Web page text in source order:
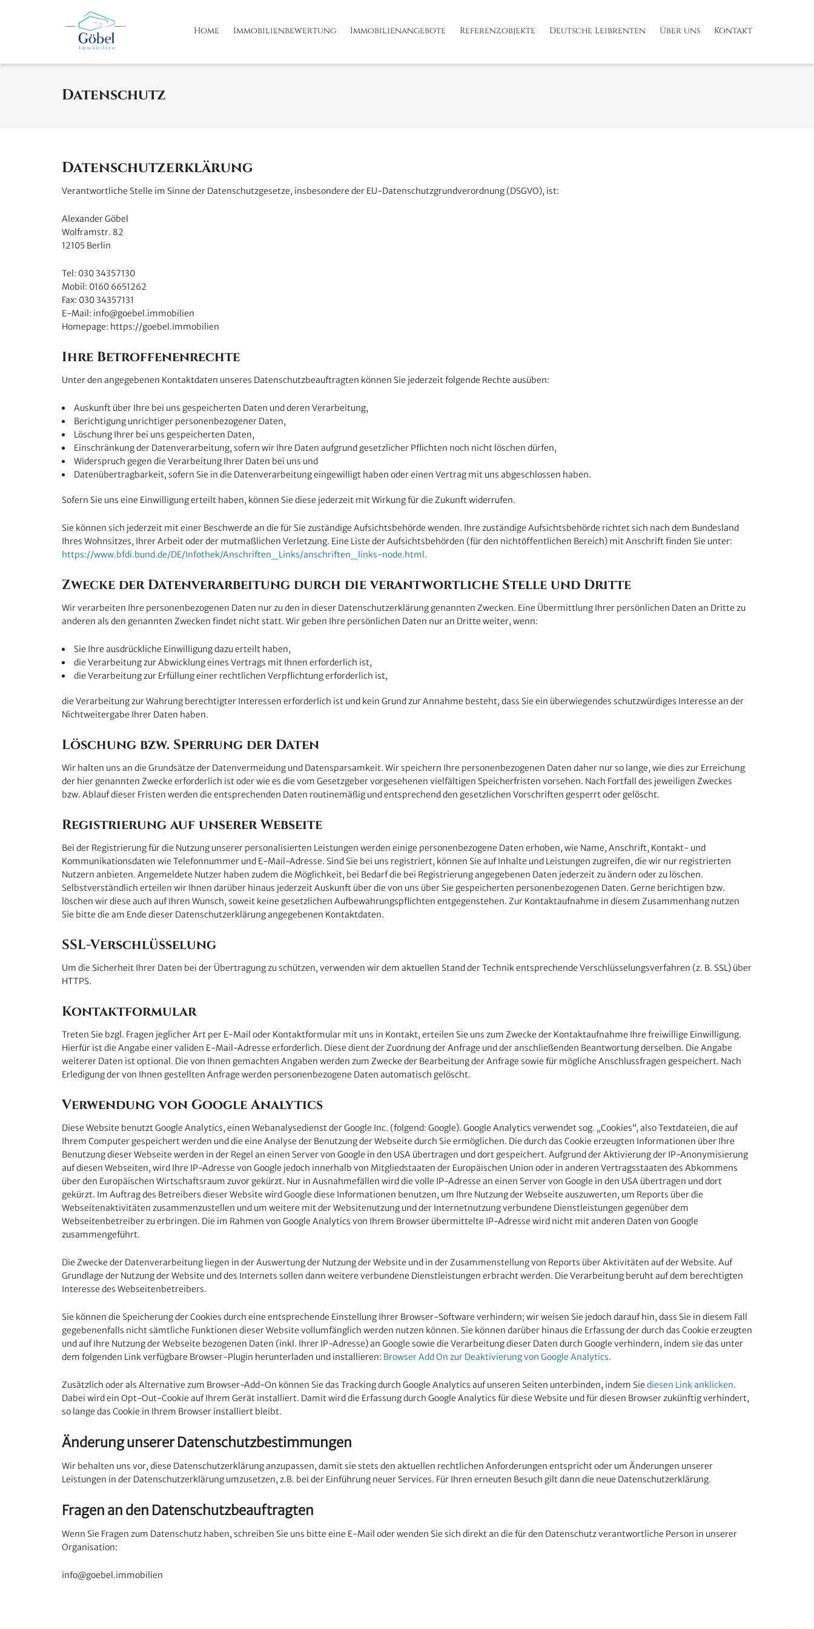
Home Immobilienbewertung Immobilienangebote Referenzobjekte Deutsche Leibrenten Über uns Kontakt
Datenschutz
Datenschutzerklärung
Verantwortliche Stelle im Sinne der Datenschutzgesetze, insbesondere der EU-Datenschutzgrundverordnung (DSGVO), ist:
Alexander Göbel
Wolframstr. 82
12105 Berlin
Tel: 030 34357130
Mobil: 0160 6651262
Fax: 030 34357131
E-Mail: info@goebel.immobilien
Homepage: https://goebel.immobilien
Ihre Betroffenenrechte
Unter den angegebenen Kontaktdaten unseres Datenschutzbeauftragten können Sie jederzeit folgende Rechte ausüben:
Auskunft über Ihre bei uns gespeicherten Daten und deren Verarbeitung,
Berichtigung unrichtiger personenbezogener Daten,
Löschung Ihrer bei uns gespeicherten Daten,
Einschränkung der Datenverarbeitung, sofern wir Ihre Daten aufgrund gesetzlicher Pflichten noch nicht löschen dürfen,
Widerspruch gegen die Verarbeitung Ihrer Daten bei uns und
Datenübertragbarkeit, sofern Sie in die Datenverarbeitung eingewilligt haben oder einen Vertrag mit uns abgeschlossen haben.
Sofern Sie uns eine Einwilligung erteilt haben, können Sie diese jederzeit mit Wirkung für die Zukunft widerrufen.
Sie können sich jederzeit mit einer Beschwerde an die für Sie zuständige Aufsichtsbehörde wenden. Ihre zuständige Aufsichtsbehörde richtet sich nach dem Bundesland
Ihres Wohnsitzes, Ihrer Arbeit oder der mutmaßlichen Verletzung. Eine Liste der Aufsichtsbehörden (für den nichtöffentlichen Bereich) mit Anschrift finden Sie unter:
https://www.bfdi.bund.de/DE/Infothek/Anschriften_Links/anschriften_links-node.html.
Zwecke der Datenverarbeitung durch die verantwortliche Stelle und Dritte
Wir verarbeiten Ihre personenbezogenen Daten nur zu den in dieser Datenschutzerklärung genannten Zwecken. Eine Übermittlung Ihrer persönlichen Daten an Dritte zu
anderen als den genannten Zwecken findet nicht statt. Wir geben Ihre persönlichen Daten nur an Dritte weiter, wenn:
Sie Ihre ausdrückliche Einwilligung dazu erteilt haben,
die Verarbeitung zur Abwicklung eines Vertrags mit Ihnen erforderlich ist,
die Verarbeitung zur Erfüllung einer rechtlichen Verpflichtung erforderlich ist,
die Verarbeitung zur Wahrung berechtigter Interessen erforderlich ist und kein Grund zur Annahme besteht, dass Sie ein überwiegendes schutzwürdiges Interesse an der
Nichtweitergabe Ihrer Daten haben.
Löschung bzw. Sperrung der Daten
Wir halten uns an die Grundsätze der Datenvermeidung und Datensparsamkeit. Wir speichern Ihre personenbezogenen Daten daher nur so lange, wie dies zur Erreichung
der hier genannten Zwecke erforderlich ist oder wie es die vom Gesetzgeber vorgesehenen vielfältigen Speicherfristen vorsehen. Nach Fortfall des jeweiligen Zweckes
bzw. Ablauf dieser Fristen werden die entsprechenden Daten routinemäßig und entsprechend den gesetzlichen Vorschriften gesperrt oder gelöscht.
Registrierung auf unserer Webseite
Bei der Registrierung für die Nutzung unserer personalisierten Leistungen werden einige personenbezogene Daten erhoben, wie Name, Anschrift, Kontakt- und
Kommunikationsdaten wie Telefonnummer und E-Mail-Adresse. Sind Sie bei uns registriert, können Sie auf Inhalte und Leistungen zugreifen, die wir nur registrierten
Nutzern anbieten. Angemeldete Nutzer haben zudem die Möglichkeit, bei Bedarf die bei Registrierung angegebenen Daten jederzeit zu ändern oder zu löschen.
Selbstverständlich erteilen wir Ihnen darüber hinaus jederzeit Auskunft über die von uns über Sie gespeicherten personenbezogenen Daten. Gerne berichtigen bzw.
löschen wir diese auch auf Ihren Wunsch, soweit keine gesetzlichen Aufbewahrungspflichten entgegenstehen. Zur Kontaktaufnahme in diesem Zusammenhang nutzen
Sie bitte die am Ende dieser Datenschutzerklärung angegebenen Kontaktdaten.
SSL-Verschlüsselung
Um die Sicherheit Ihrer Daten bei der Übertragung zu schützen, verwenden wir dem aktuellen Stand der Technik entsprechende Verschlüsselungsverfahren (z. B. SSL) über
HTTPS.
Kontaktformular
Treten Sie bzgl. Fragen jeglicher Art per E-Mail oder Kontaktformular mit uns in Kontakt, erteilen Sie uns zum Zwecke der Kontaktaufnahme Ihre freiwillige Einwilligung.
Hierfür ist die Angabe einer validen E-Mail-Adresse erforderlich. Diese dient der Zuordnung der Anfrage und der anschließenden Beantwortung derselben. Die Angabe
weiterer Daten ist optional. Die von Ihnen gemachten Angaben werden zum Zwecke der Bearbeitung der Anfrage sowie für mögliche Anschlussfragen gespeichert. Nach
Erledigung der von Ihnen gestellten Anfrage werden personenbezogene Daten automatisch gelöscht.
Verwendung von Google Analytics
Diese Website benutzt Google Analytics, einen Webanalysedienst der Google Inc. (folgend: Google). Google Analytics verwendet sog. „Cookies“, also Textdateien, die auf
Ihrem Computer gespeichert werden und die eine Analyse der Benutzung der Webseite durch Sie ermöglichen. Die durch das Cookie erzeugten Informationen über Ihre
Benutzung dieser Webseite werden in der Regel an einen Server von Google in den USA übertragen und dort gespeichert. Aufgrund der Aktivierung der IP-Anonymisierung
auf diesen Webseiten, wird Ihre IP-Adresse von Google jedoch innerhalb von Mitgliedstaaten der Europäischen Union oder in anderen Vertragsstaaten des Abkommens
über den Europäischen Wirtschaftsraum zuvor gekürzt. Nur in Ausnahmefällen wird die volle IP-Adresse an einen Server von Google in den USA übertragen und dort
gekürzt. Im Auftrag des Betreibers dieser Website wird Google diese Informationen benutzen, um Ihre Nutzung der Webseite auszuwerten, um Reports über die
Webseitenaktivitäten zusammenzustellen und um weitere mit der Websitenutzung und der Internetnutzung verbundene Dienstleistungen gegenüber dem
Webseitenbetreiber zu erbringen. Die im Rahmen von Google Analytics von Ihrem Browser übermittelte IP-Adresse wird nicht mit anderen Daten von Google
zusammengeführt.
Die Zwecke der Datenverarbeitung liegen in der Auswertung der Nutzung der Website und in der Zusammenstellung von Reports über Aktivitäten auf der Website. Auf
Grundlage der Nutzung der Website und des Internets sollen dann weitere verbundene Dienstleistungen erbracht werden. Die Verarbeitung beruht auf dem berechtigten
Interesse des Webseitenbetreibers.
Sie können die Speicherung der Cookies durch eine entsprechende Einstellung Ihrer Browser-Software verhindern; wir weisen Sie jedoch darauf hin, dass Sie in diesem Fall
gegebenenfalls nicht sämtliche Funktionen dieser Website vollumfänglich werden nutzen können. Sie können darüber hinaus die Erfassung der durch das Cookie erzeugten
und auf Ihre Nutzung der Webseite bezogenen Daten (inkl. Ihrer IP-Adresse) an Google sowie die Verarbeitung dieser Daten durch Google verhindern, indem sie das unter
dem folgenden Link verfügbare Browser-Plugin herunterladen und installieren: Browser Add On zur Deaktivierung von Google Analytics.
Zusätzlich oder als Alternative zum Browser-Add-On können Sie das Tracking durch Google Analytics auf unseren Seiten unterbinden, indem Sie diesen Link anklicken.
Dabei wird ein Opt-Out-Cookie auf Ihrem Gerät installiert. Damit wird die Erfassung durch Google Analytics für diese Website und für diesen Browser zukünftig verhindert,
so lange das Cookie in Ihrem Browser installiert bleibt.
Änderung unserer Datenschutzbestimmungen
Wir behalten uns vor, diese Datenschutzerklärung anzupassen, damit sie stets den aktuellen rechtlichen Anforderungen entspricht oder um Änderungen unserer
Leistungen in der Datenschutzerklärung umzusetzen, z.B. bei der Einführung neuer Services. Für Ihren erneuten Besuch gilt dann die neue Datenschutzerklärung.
Fragen an den Datenschutzbeauftragten
Wenn Sie Fragen zum Datenschutz haben, schreiben Sie uns bitte eine E-Mail oder wenden Sie sich direkt an die für den Datenschutz verantwortliche Person in unserer
Organisation:
info@goebel.immobilien